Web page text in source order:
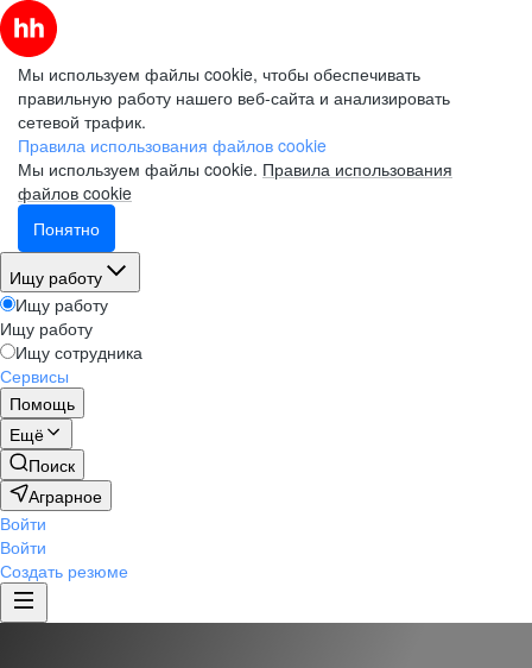
Мы используем файлы cookie, чтобы обеспечивать
правильную работу нашего веб-сайта и анализировать
сетевой трафик.
Правила использования файлов cookie
Мы используем файлы cookie. Правила использования
файлов cookie
Понятно
Ищу работу
Ищу работу
Ищу работу
Ищу сотрудника
Сервисы
Помощь
Ещё
Поиск
Аграрное
Войти
Войти
Создать резюме